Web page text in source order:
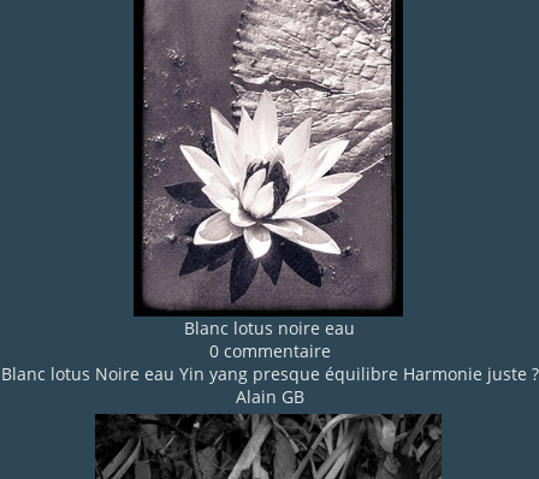
Blanc lotus noire eau
0 commentaire
Blanc lotus Noire eau Yin yang presque équilibre Harmonie juste ?
Alain GB